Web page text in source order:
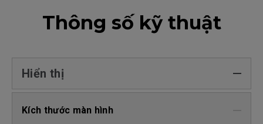
Thông số kỹ thuật
Hiển thị
Kích thước màn hình